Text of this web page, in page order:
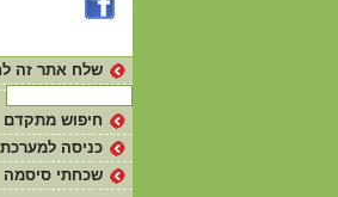
שלח אתר זה
חיפוש מתקדם
כניסה למערכת
שכחתי סיסמה